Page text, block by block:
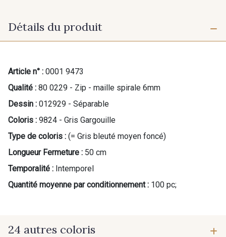
Détails du produit
Article n° : 0001 9473
Qualité : 80 0229 - Zip - maille spirale 6mm
Dessin : 012929 - Séparable
Coloris : 9824 - Gris Gargouille
Type de coloris : (= Gris bleuté moyen foncé)
Longueur Fermeture : 50 cm
Temporalité : Intemporel
Quantité moyenne par conditionnement : 100 pc;
24 autres coloris